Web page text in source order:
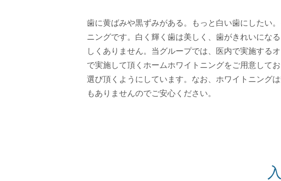
歯に黄ばみや黒ずみがある。もっと白い歯にしたい
ニングです。白く輝く歯は美しく、歯がきれいにな
しくありません。当グループでは、医内で実施する
で実施して頂くホームホワイトニングをご用意して
選び頂くようにしています。なお、ホワイトニング
もありませんのでご安心ください。